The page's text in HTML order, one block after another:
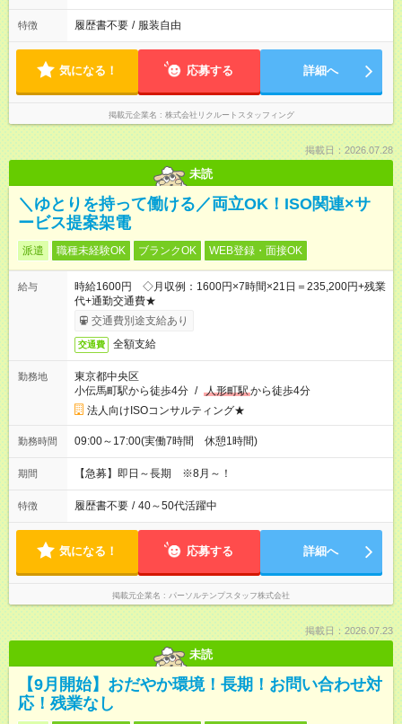
特徴 履歴書不要 / 服装自由
気になる！ 応募する 詳細へ
掲載元企業名 株式会社リクルートスタッフィング
掲載日：2026.07.28
未読
＼ゆとりを持って働ける／両立OK！ISO関連×サ
ービス提案架電
派遣 職種未経験OK ブランクOK WEB登録・面接OK
給与
時給1600円 ◇月収例：1600円×7時間×21日＝235,200円+残業
代+通勤交通費★
交通費別途支給あり
交通費 全額支給
勤務地
東京都中央区
小伝馬町駅から徒歩4分 / 人形町駅から徒歩4分
法人向けISOコンサルティング★
勤務時間 09:00～17:00(実働7時間 休憩1時間)
期間 【急募】即日～長期 ※8月～！
特徴 履歴書不要 / 40～50代活躍中
気になる！ 応募する 詳細へ
掲載元企業名 パーソルテンプスタッフ株式会社
掲載日：2026.07.23
未読
【9月開始】おだやか環境！長期！お問い合わせ対
応！残業なし